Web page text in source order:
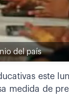
del país
este
medida de